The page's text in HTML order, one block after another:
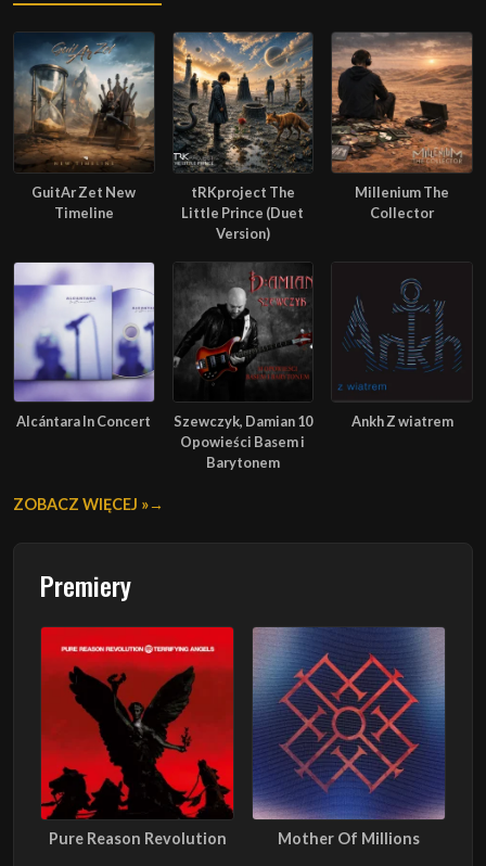
GuitAr Zet New
Timeline
tRKproject The
Little Prince (Duet
Version)
Millenium The
Collector
Alcántara In Concert
Szewczyk, Damian 10
Opowieści Basem i
Barytonem
Ankh Z wiatrem
ZOBACZ WIĘCEJ »
Premiery
Pure Reason Revolution Mother Of Millions